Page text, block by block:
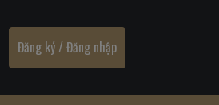
Đăng ký/ Đăng nhập